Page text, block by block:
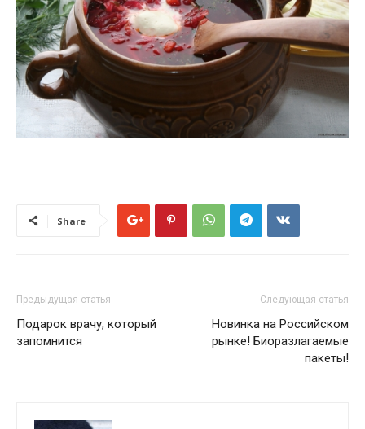
Share
Предыдущая статья
Подарок врачу, который
запомнится
Следующая статья
Новинка на Российском
рынке! Биоразлагаемые
пакеты!